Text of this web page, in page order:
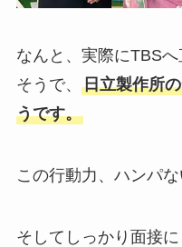
なんと、実際にTBS
そうで、 日立製作所
うです。
この行動力、ハンパな
そしてしっかり面接